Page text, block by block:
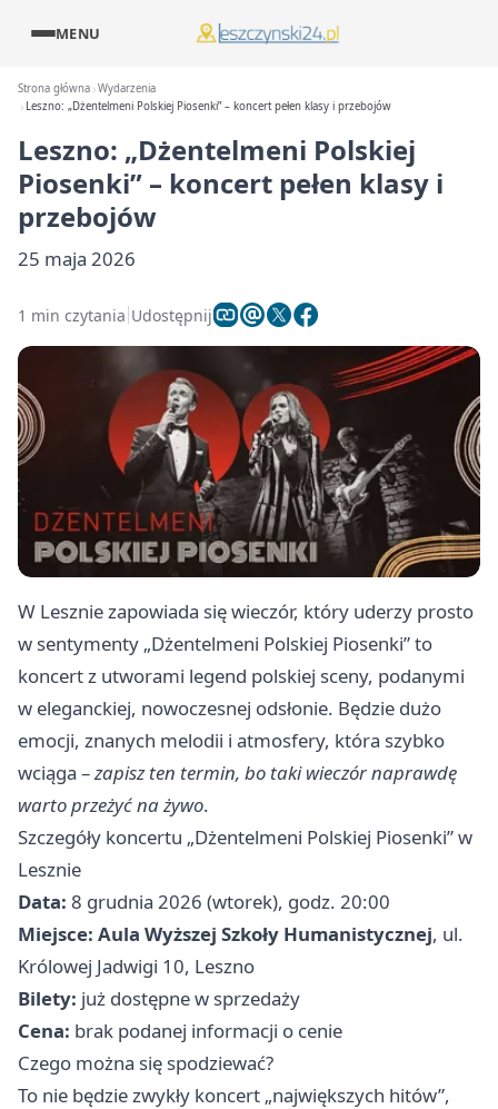
MENU
Strona główna Wydarzenia
Leszno: „Dżentelmeni Polskiej Piosenki” – koncert pełen klasy i przebojów
Leszno: „Dżentelmeni Polskiej
Piosenki” – koncert pełen klasy i
przebojów
25 maja 2026
1 min czytania Udostępnij
W Lesznie zapowiada się wieczór, który uderzy prosto
w sentymenty „Dżentelmeni Polskiej Piosenki” to
koncert z utworami legend polskiej sceny, podanymi
w eleganckiej, nowoczesnej odsłonie. Będzie dużo
emocji, znanych melodii i atmosfery, która szybko
wciąga –zapisz ten termin, bo taki wieczór naprawdę
warto przeżyć na żywo.
Szczegóły koncertu „Dżentelmeni Polskiej Piosenki” w
Lesznie
Data: 8 grudnia 2026 (wtorek), godz. 20:00
Miejsce: Aula Wyższej Szkoły Humanistycznej, ul.
Królowej Jadwigi 10, Leszno
Bilety: już dostępne w sprzedaży
Cena: brak podanej informacji o cenie
Czego można się spodziewać?
To nie będzie zwykły koncert „największych hitów”,